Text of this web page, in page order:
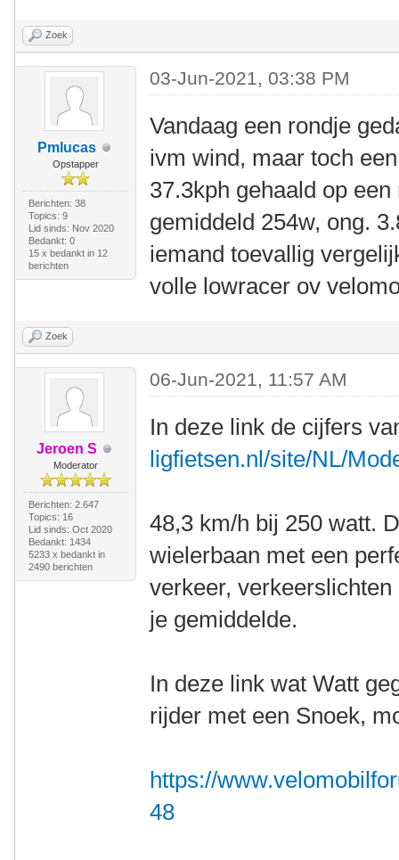
Zoek
Pmlucas
Opstapper
Berichten: 38
Topics: 9
Lid sinds: Nov 2020
Bedankt: 0
15 x bedankt in 12
berichten
03-Jun-2021, 03:38 PM
Vandaag een rondje
ivm wind, maar toch
37.3kph gehaald op
gemiddeld 254w, ong.
iemand toevallig
volle lowracer ov
Zoek
Jeroen S
Moderator
Berichten: 2.647
Topics: 16
Lid sinds: Oct 2020
Bedankt: 1434
5233 x bedankt in
2490 berichten
06-Jun-2021, 11:57 AM
In deze link de cijfers
ligfietsen.nl/site/NL/
48,3 km/h bij 250 watt.
wielerbaan met een
verkeer,
je gemiddelde.
In deze link wat Watt
rijder met een Snoek,
https://
48